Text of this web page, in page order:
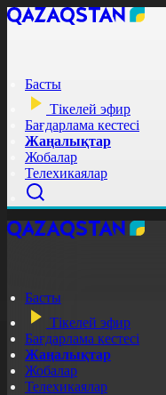
Басты
Тікелей эфир
Бағдарлама кестесі
Жаңалықтар
Жобалар
Телехикаялар
Басты
Тікелей эфир
Бағдарлама кестесі
Жаңалықтар
Жобалар
Телехикаялар